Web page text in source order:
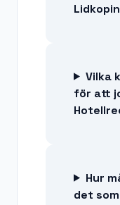
Vilka
för att
Hur
det